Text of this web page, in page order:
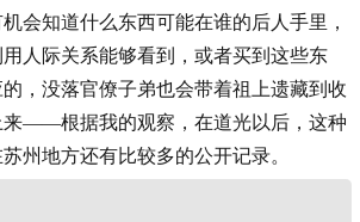
会知道什么东西可能在谁的后人手里，
人际关系能够看到，或者买到这些东
，没落官僚子弟也会带着祖上遗藏到收
来——根据我的观察，在道光以后，这种
州地方还有比较多的公开记录。